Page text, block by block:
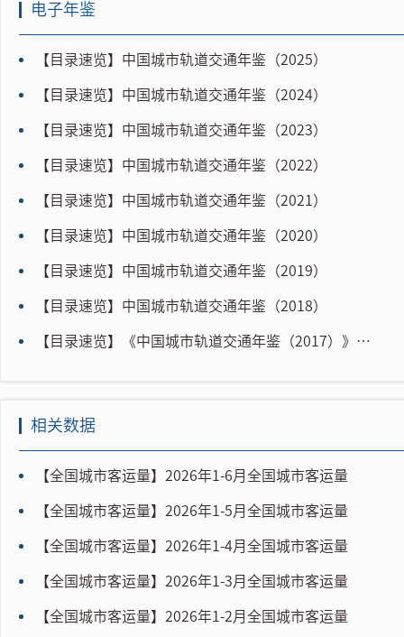
电子年鉴
【目录速览】中国城市轨道交通年鉴（2025）
【目录速览】中国城市轨道交通年鉴（2024）
【目录速览】中国城市轨道交通年鉴（2023）
【目录速览】中国城市轨道交通年鉴（2022）
【目录速览】中国城市轨道交通年鉴（2021）
【目录速览】中国城市轨道交通年鉴（2020）
【目录速览】中国城市轨道交通年鉴（2019）
【目录速览】中国城市轨道交通年鉴（2018）
【目录速览】《中国城市轨道交通年鉴（2017）》（下）
相关数据
【全国城市客运量】2026年1-6月全国城市客运量
【全国城市客运量】2026年1-5月全国城市客运量
【全国城市客运量】2026年1-4月全国城市客运量
【全国城市客运量】2026年1-3月全国城市客运量
【全国城市客运量】2026年1-2月全国城市客运量